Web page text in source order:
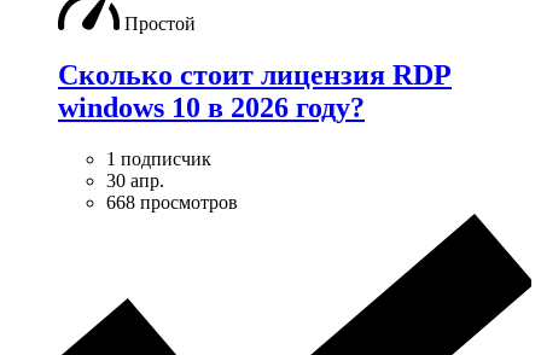
Простой
Сколько стоит лицензия RDP
windows 10 в 2026 году?
1 подписчик
30 апр.
668 просмотров